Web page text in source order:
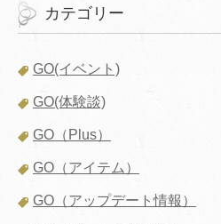
カテゴリー
GO(イベント)
GO(体験談)
GO（Plus）
GO（アイテム）
GO（アップデート情報）